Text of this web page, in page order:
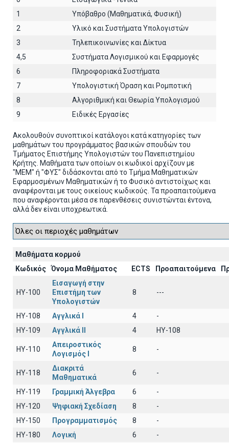
1
Υπόβαθρο (Μαθηματικά, Φυσική)
2
Υλικό και Συστήματα Υπολογιστών
3
Τηλεπικοινωνίες και Δίκτυα
4,5
Συστήματα Λογισμικού και Εφαρμογές
6
Πληροφοριακά Συστήματα
7
Υπολογιστική Όραση και Ρομποτική
8
Αλγοριθμική και Θεωρία Υπολογισμού
9
Ειδικές Εργασίες
Ακολουθούν συνοπτικοί κατάλογοι κατά κατηγορίες των
μαθημάτων του προγράμματος βασικών σπουδών του
Τμήματος Επιστήμης Υπολογιστών του Πανεπιστημίου
Κρήτης. Μαθήματα των οποίων οι κωδικοί αρχίζουν με
"ΜΕΜ" ή "ΦΥΣ" διδάσκονται από το Τμήμα Μαθηματικών
Εφαρμοσμένων Μαθηματικών ή το Φυσικό αντιστοίχως και
αναφέρονται με τους οικείους κωδικούς. Τα προαπαιτούμενα
που αναφέρονται μέσα σε παρενθέσεις συνιστώνται έντονα,
αλλά δεν είναι υποχρεωτικά.
Μαθήματα κορμού
Κωδικός
Όνομα Μαθήματος ECTS Προαπαιτούμενα
HY-100
Εισαγωγή στην
Επιστήμη των
Υπολογιστών
8 ---
HY-108 Αγγλικά I 4
-
HY-109
Αγγλικά II 4 HY-108
HY-110
Απειροστικός
Λογισμός Ι
8 -
HY-118
Διακριτά
Μαθηματικά
6 -
HY-119 Γραμμική Άλγεβρα 6
-
HY-120
Ψηφιακή Σχεδίαση 8
-
HY-150
Προγραμματισμός 8
-
HY-180
Λογική 6
-